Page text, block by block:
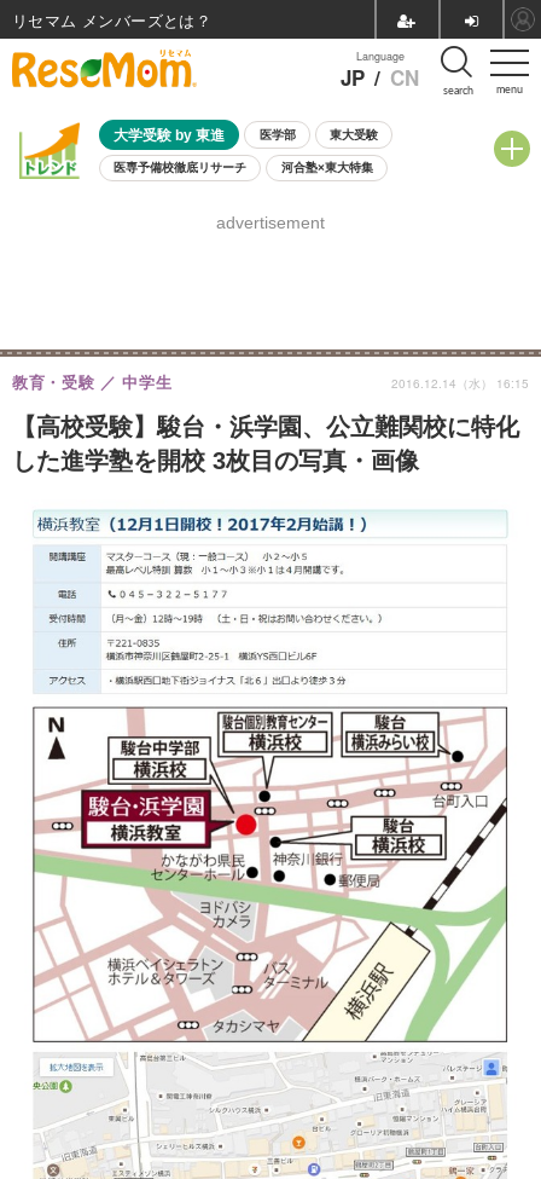
menu
Language
JP / CN search
大学受験 by 東進 医学部 東大受験
医専予備校徹底リサーチ 河合塾×東大特集
8月開催学校説明会・相談会
advertisement
【高校受験】駿台・浜学園、公立難関校に特化
した進学塾を開校 3枚目の写真・画像
教育・受験 中学生 2016.12.14（水） 16:15
リセマム メンバーズ